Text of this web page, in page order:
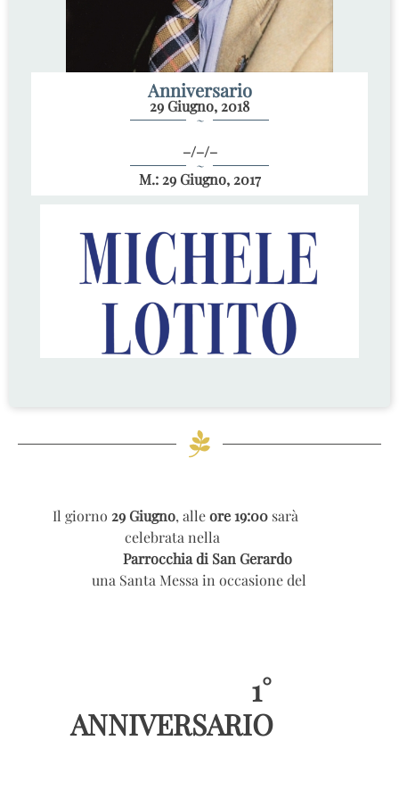
Anniversario
29 Giugno, 2018
~
–/–/–
~
M.: 29 Giugno, 2017
Il giorno29 Giugno, alleore 19:00 sarà
celebrata nella
Parrocchia di San Gerardo
una Santa Messa in occasione del
1°
ANNIVERSARIO